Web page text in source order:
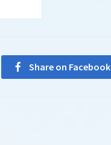
Share on Facebook